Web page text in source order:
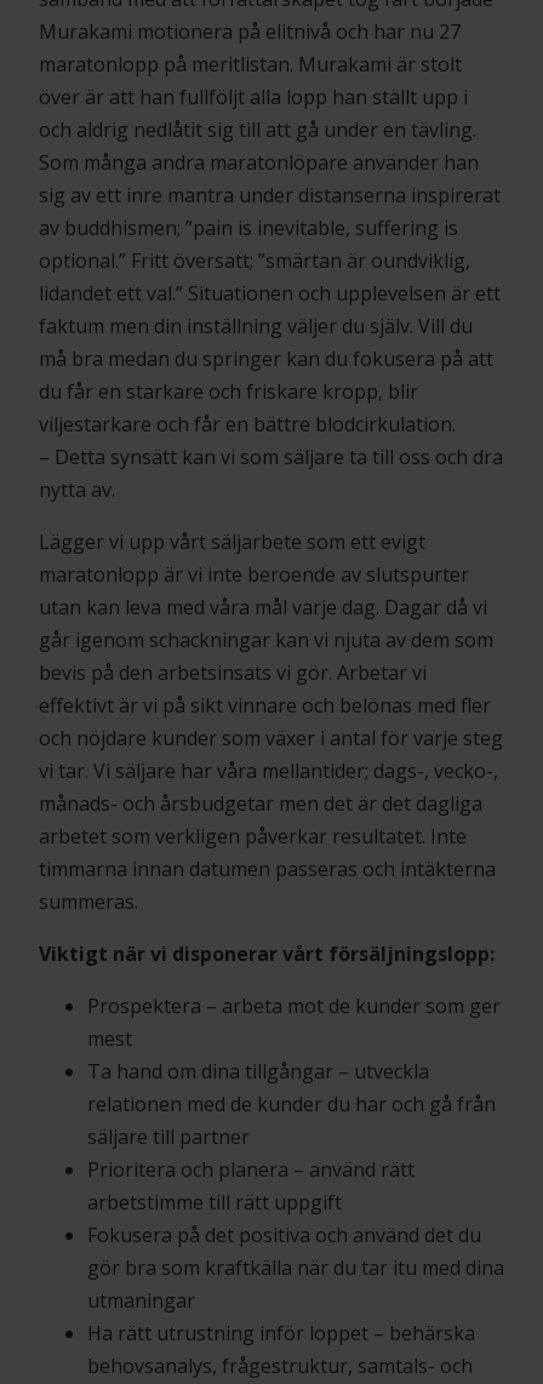
Murakami motionera på elitnivå och har nu 27
maratonlopp på meritlistan. Murakami är stolt
över är att han fullföljt alla lopp han ställt upp i
och aldrig nedlåtit sig till att gå under en tävling.
Som många andra maratonlöpare använder han
sig av ett inre mantra under distanserna inspirerat
av buddhismen; ”pain is inevitable, suffering is
optional.” Fritt översatt; ”smärtan är oundviklig,
lidandet ett val.” Situationen och upplevelsen är ett
faktum men din inställning väljer du själv. Vill du
må bra medan du springer kan du fokusera på att
du får en starkare och friskare kropp, blir
viljestarkare och får en bättre blodcirkulation.
– Detta synsätt kan vi som säljare ta till oss och dra
nytta av.
Lägger vi upp vårt säljarbete som ett evigt
maratonlopp är vi inte beroende av slutspurter
utan kan leva med våra mål varje dag. Dagar då vi
går igenom schackningar kan vi njuta av dem som
bevis på den arbetsinsats vi gör. Arbetar vi
effektivt är vi på sikt vinnare och belönas med fler
och nöjdare kunder som växer i antal för varje steg
vi tar. Vi säljare har våra mellantider; dags-, vecko-,
månads- och årsbudgetar men det är det dagliga
arbetet som verkligen påverkar resultatet. Inte
timmarna innan datumen passeras och intäkterna
summeras.
Viktigt när vi disponerar vårt försäljningslopp:
Prospektera – arbeta mot de kunder som ger
mest
Ta hand om dina tillgångar – utveckla
relationen med de kunder du har och gå från
säljare till partner
Prioritera och planera – använd rätt
arbetstimme till rätt uppgift
Fokusera på det positiva och använd det du
gör bra som kraftkälla när du tar itu med dina
utmaningar
Ha rätt utrustning inför loppet – behärska
behovsanalys, frågestruktur, samtals- och